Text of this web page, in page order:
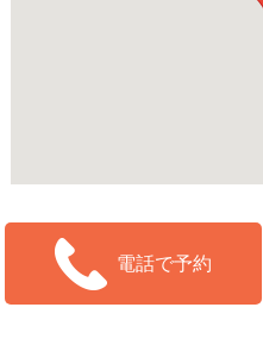
電話で予約